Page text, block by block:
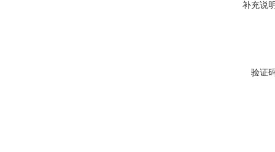
补充说
验证